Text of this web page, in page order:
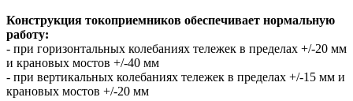
Конструкция токоприемников обеспечивает нормальную
работу:
- при горизонтальных колебаниях тележек в пределах +/-20 мм
и крановых мостов +/-40 мм
- при вертикальных колебаниях тележек в пределах +/-15 мм и
крановых мостов +/-20 мм